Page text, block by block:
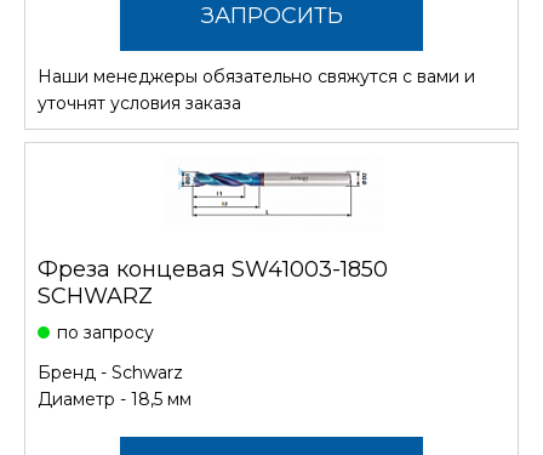
ЗАПРОСИТЬ
СТОИМОСТЬ
Наши менеджеры обязательно свяжутся с вами и
уточнят условия заказа
Фреза концевая SW41003-1850
SCHWARZ
по запросу
Бренд - Schwarz
Диаметр - 18,5 мм